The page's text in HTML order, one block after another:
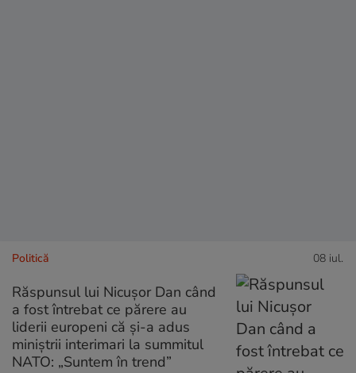
Politică 08 iul.
Răspunsul lui Nicușor Dan când
a fost întrebat ce părere au
liderii europeni că și-a adus
miniștrii interimari la summitul
NATO: „Suntem în trend”